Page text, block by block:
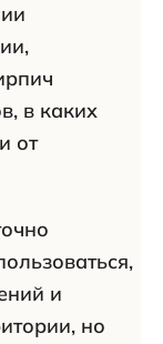
в каких
от
и
но